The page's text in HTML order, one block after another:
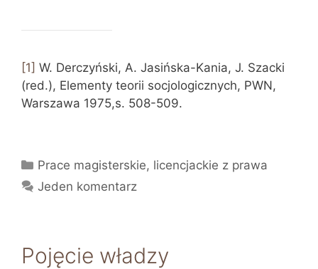
[1] W. Derczyński, A. Jasińska-Kania, J. Szacki
(red.), Elementy teorii socjologicznych, PWN,
Warszawa 1975,s. 508-509.
Kategorie
Prace magisterskie, licencjackie z prawa
Jeden komentarz
Pojęcie władzy